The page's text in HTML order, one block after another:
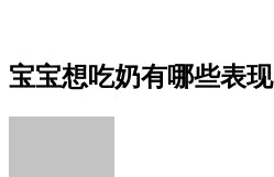
宝宝想吃奶有哪些表现